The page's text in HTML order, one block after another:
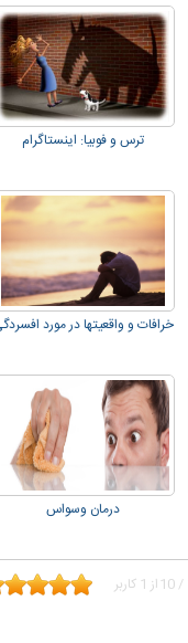
ترس و فوبیا: اینستاگرام
خرافات و واقعیتها در مورد
درمان وسواس
10 / از 1 کاربر